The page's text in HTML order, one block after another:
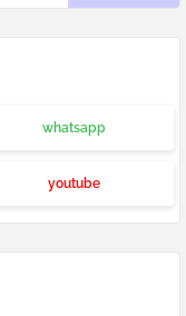
whatsapp
youtube